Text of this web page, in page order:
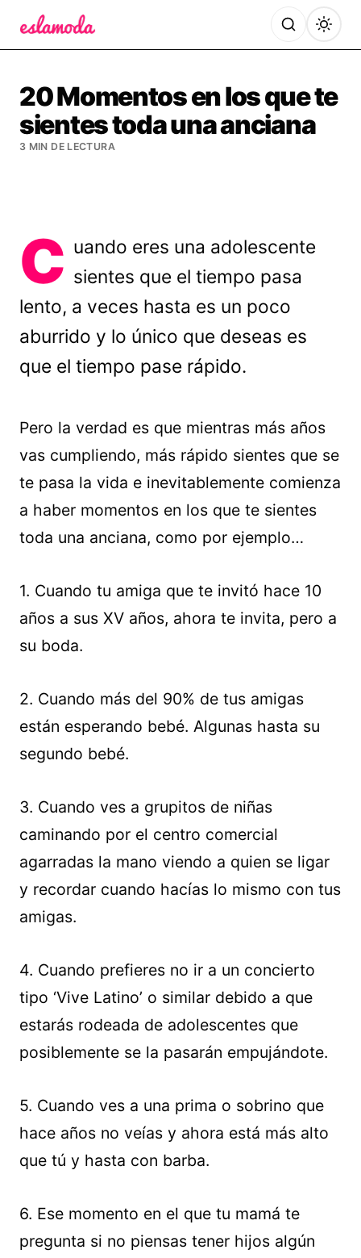
20 Momentos en los que te
sientes toda una anciana
3 MIN DE LECTURA
C uando eres una adolescente
sientes que el tiempo pasa
lento, a veces hasta es un poco
aburrido y lo único que deseas es
que el tiempo pase rápido.
Pero la verdad es que mientras más años
vas cumpliendo, más rápido sientes que se
te pasa la vida e inevitablemente comienza
a haber momentos en los que te sientes
toda una anciana, como por ejemplo…
1. Cuando tu amiga que te invitó hace 10
años a sus XV años, ahora te invita, pero a
su boda.
2. Cuando más del 90% de tus amigas
están esperando bebé. Algunas hasta su
segundo bebé.
3. Cuando ves a grupitos de niñas
caminando por el centro comercial
agarradas la mano viendo a quien se ligar
y recordar cuando hacías lo mismo con tus
amigas.
4. Cuando prefieres no ir a un concierto
tipo ‘Vive Latino’ o similar debido a que
estarás rodeada de adolescentes que
posiblemente se la pasarán empujándote.
5. Cuando ves a una prima o sobrino que
hace años no veías y ahora está más alto
que tú y hasta con barba.
6. Ese momento en el que tu mamá te
pregunta si no piensas tener hijos algún